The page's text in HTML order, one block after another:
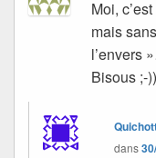
Moi,
mais
l’envers
Bisous ;-
dans